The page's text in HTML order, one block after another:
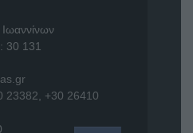
30 131
23382
+30 26410